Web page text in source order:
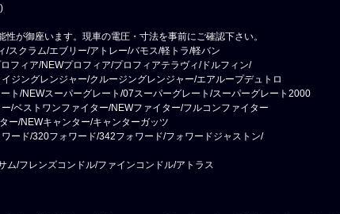
が御座います。現車の電圧・寸法を事前にご確認下さい。
スクラム/エブリー/アトレー/バモス/軽トラ/軽バン
フィア/NEWプロフィア/プロフィアテラヴィ/ドルフィン/
ジングレンジャー/クルージングレンジャー/エアループデュトロ
ト/NEWスーパーグレート/07スーパーグレート/スーパーグレート2000
/ベストワンファイター/NEWファイター/フルコンファイター
ー/NEWキャンター/キャンターガッツ
ード/320フォワード/342フォワード/フォワードジャストン/
ム/フレンズコンドル/ファインコンドル/アトラス